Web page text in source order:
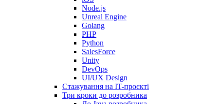
Node.js
Unreal Engine
Golang
PHP
Python
SalesForce
Unity
DevOps
UI/UX Design
Стажування на IT-проєкті
Три кроки до розробника